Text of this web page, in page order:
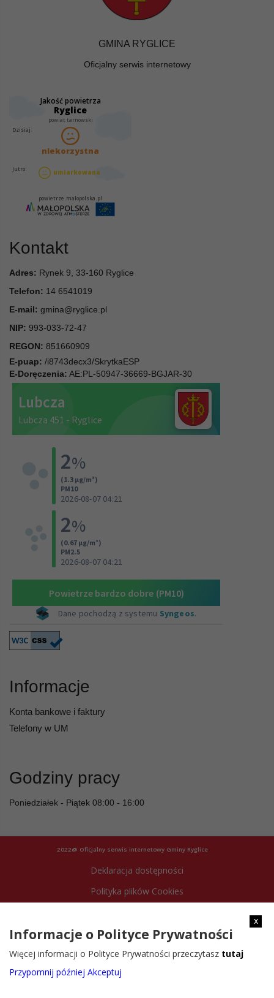
GMINA RYGLICE
Oficjalny serwis internetowy
Kontakt
Adres: Rynek 9, 33-160 Ryglice
Telefon: 14 6541019
E-mail: gmina@ryglice.pl
NIP: 993-033-72-47
REGON: 851660909
E-puap: /i8743decx3/SkrytkaESP
E-Doręczenia: AE:PL-50947-36669-BGJAR-30
Informacje
Konta bankowe i faktury
Telefony w UM
Godziny pracy
Poniedziałek - Piątek 08:00 - 16:00
2022@ Oficjalny serwis internetowy Gminy Ryglice
Deklaracja dostępności
Polityka plików Cookies
x
Informacje o Polityce Prywatności
Więcej informacji o Polityce Prywatności przeczytasz tutaj
Przypomnij później Akceptuj